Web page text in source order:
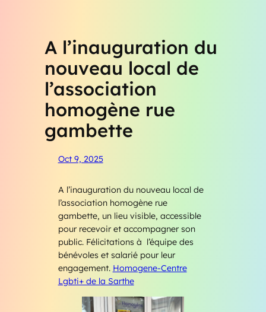
A l’inauguration du
nouveau local de
l’association
homogène rue
gambette
Oct 9, 2025
A l’inauguration du nouveau local de
l’association homogène rue
gambette, un lieu visible, accessible
pour recevoir et accompagner son
public. Félicitations à l’équipe des
bénévoles et salarié pour leur
engagement. Homogene-Centre
Lgbti+ de la Sarthe